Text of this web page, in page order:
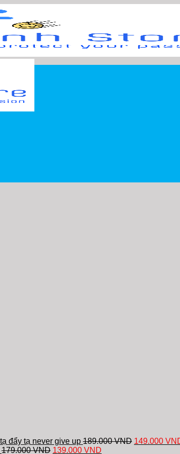
đẩy tạ never give up 189.000VND 149.000
179.000VND 139.000 VND